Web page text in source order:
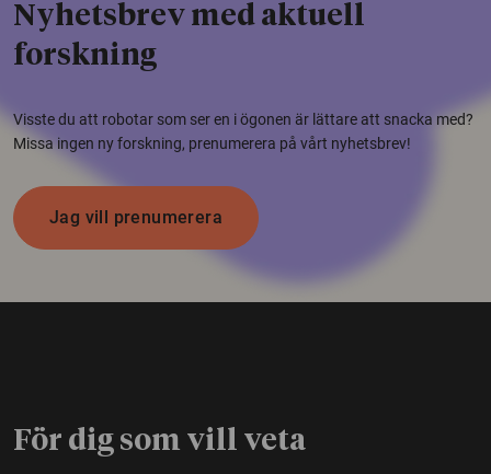
Nyhetsbrev med aktuell
forskning
Visste du att robotar som ser en i ögonen är lättare att snacka med?
Missa ingen ny forskning, prenumerera på vårt nyhetsbrev!
Jag vill prenumerera
För dig som vill veta